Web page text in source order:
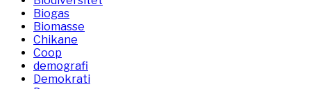
Biogas
Biomasse
Chikane
Coop
demografi
Demokrati